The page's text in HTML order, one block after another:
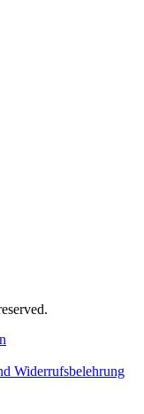
Widerrufsbelehrung